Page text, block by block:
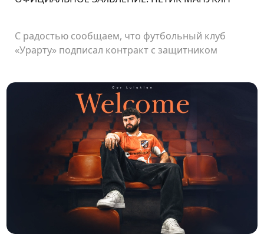
С радостью сообщаем, что футбольный клуб
«Урарту» подписал контракт с защитником